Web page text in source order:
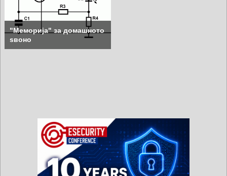
"Меморија" за домашното
ѕвоно